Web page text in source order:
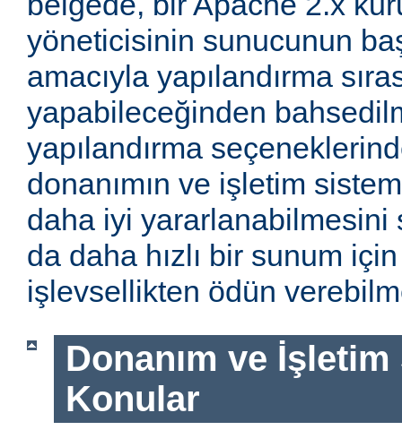
yöneticisinin sunucunun
amacıyla yapılandırma
yapabileceğinden
yapılandırma
donanımın ve işletim
daha iyi yararlanabilmesini
da daha hızlı bir sunum
işlevsellikten ödün
Donanım ve
Konular